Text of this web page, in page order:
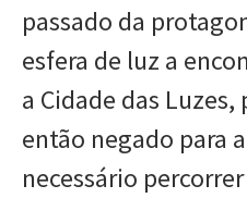
passado da
esfera de luz a
a Cidade das
então negado para
necessário